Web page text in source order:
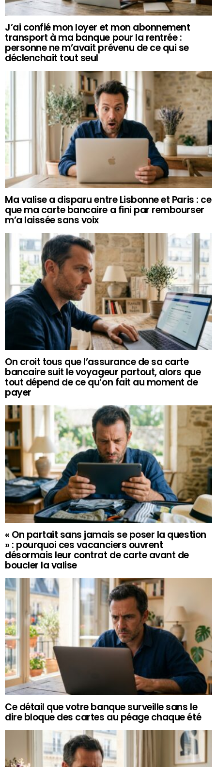
J’ai confié mon loyer et mon abonnement
transport à ma banque pour la rentrée :
personne ne m’avait prévenu de ce qui se
déclenchait tout seul
Ma valise a disparu entre Lisbonne et Paris : ce
que ma carte bancaire a fini par rembourser
m’a laissée sans voix
On croit tous que l’assurance de sa carte
bancaire suit le voyageur partout, alors que
tout dépend de ce qu’on fait au moment de
payer
« On partait sans jamais se poser la question
» : pourquoi ces vacanciers ouvrent
désormais leur contrat de carte avant de
boucler la valise
Ce détail que votre banque surveille sans le
dire bloque des cartes au péage chaque été